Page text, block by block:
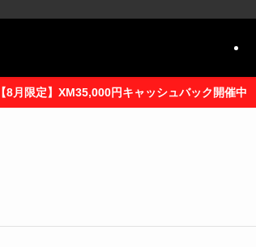
【8月限定】XM35,000円キャッシュバック開催中